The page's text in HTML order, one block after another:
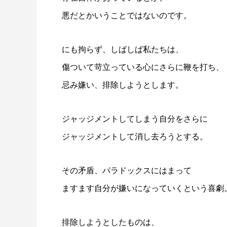
悪だとかいうことではないのです。
にも拘らず、しばしば私たちは、
傷ついて苛立っている心にさらに鞭を打ち、
忌み嫌い、排除しようとします。
ジャッジメントしてしまう自分をさらに
ジャッジメントして消し去ろうとする。
その矛盾、パラドックスにはまって
ますます自分が嫌いになっていくという喜劇
排除しようとしたものは、